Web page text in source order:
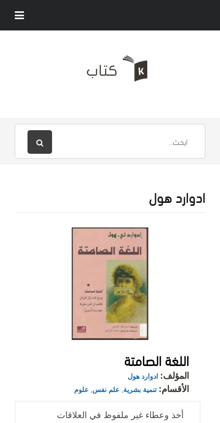
ادوارد هول
اللغة الصامتة
المؤلف: ادوارد هول
الأقسام: تنمية بشرية علم نفس علوم
أخذ وعطاء غير ملفوظ في العلاقات